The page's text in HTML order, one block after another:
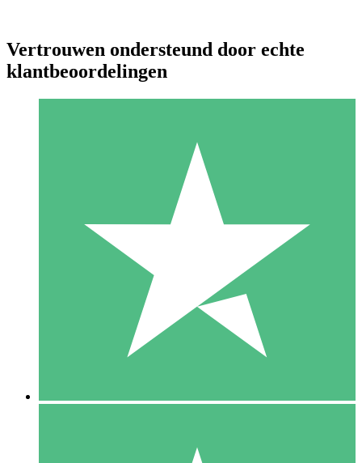
Individuele Creditpakketten
Betaal per gebruik met downloadtegoeden. Geen maandelijkse
1000
10 Downloaden
Vertrouwen ondersteund door echte
klantbeoordelingen